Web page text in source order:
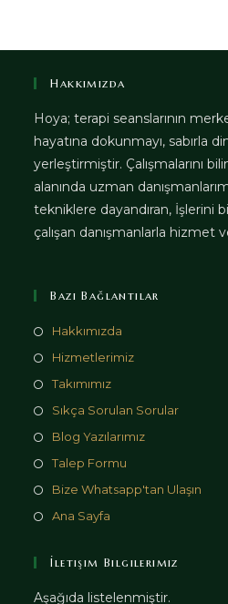
Hakkımızda
Hoya; terapi seanslarının
hayatına dokunmayı, sabırla
yerleştirmiştir. Çalışmalarını
alanında uzman
tekniklere dayandıran, İşlerini
çalışan danışmanlarla hizmet
Bazı Bağlantılar
Hakkımızda
Hizmetlerimiz
Takımımız
Sıkça Sorulan Sorular
Blog Yazılarımız
Talep Formu
Bize Whatsapp'tan Ulaşın
Ana Sayfa
İletişim Bilgilerimiz
Aşağıda listelenmiştir.